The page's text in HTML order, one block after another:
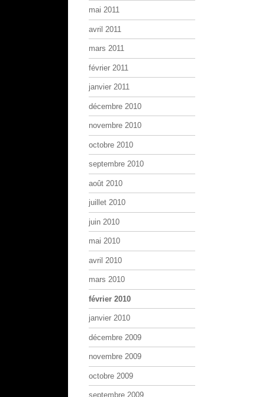
mai 2011
avril 2011
mars 2011
février 2011
janvier 2011
décembre 2010
novembre 2010
octobre 2010
septembre 2010
août 2010
juillet 2010
juin 2010
mai 2010
avril 2010
mars 2010
février 2010
janvier 2010
décembre 2009
novembre 2009
octobre 2009
septembre 2009